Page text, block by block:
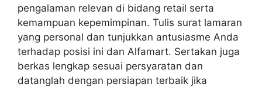
pengalaman relevan di bidang retail serta
kemampuan kepemimpinan. Tulis surat lamaran
yang personal dan tunjukkan antusiasme Anda
terhadap posisi ini dan Alfamart. Sertakan juga
berkas lengkap sesuai persyaratan dan
datanglah dengan persiapan terbaik jika